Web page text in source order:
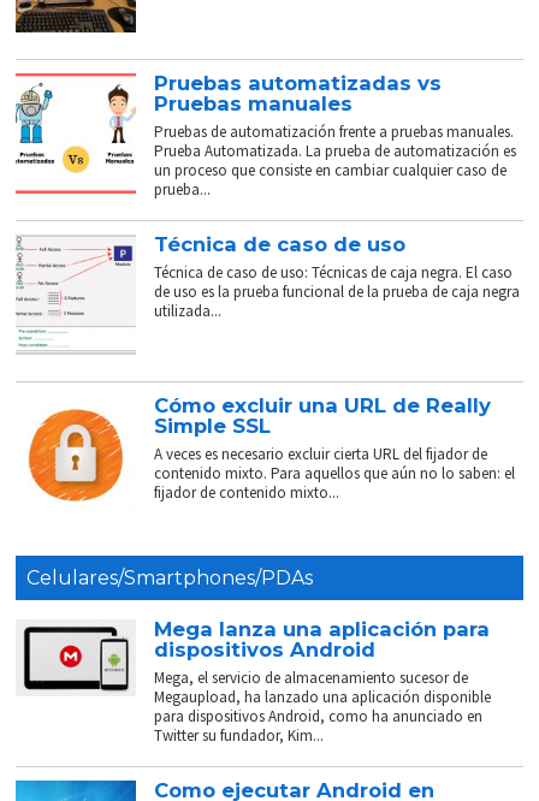
Pruebas automatizadas vs
Pruebas manuales
Pruebas de automatización frente a pruebas manuales.
Prueba Automatizada. La prueba de automatización es
un proceso que consiste en cambiar cualquier caso de
prueba...
Técnica de caso de uso
Técnica de caso de uso: Técnicas de caja negra. El caso
de uso es la prueba funcional de la prueba de caja negra
utilizada...
Cómo excluir una URL de Really
Simple SSL
A veces es necesario excluir cierta URL del fijador de
contenido mixto. Para aquellos que aún no lo saben: el
fijador de contenido mixto...
Celulares/Smartphones/PDAs
Mega lanza una aplicación para
dispositivos Android
Mega, el servicio de almacenamiento sucesor de
Megaupload, ha lanzado una aplicación disponible
para dispositivos Android, como ha anunciado en
Twitter su fundador, Kim...
Como ejecutar Android en